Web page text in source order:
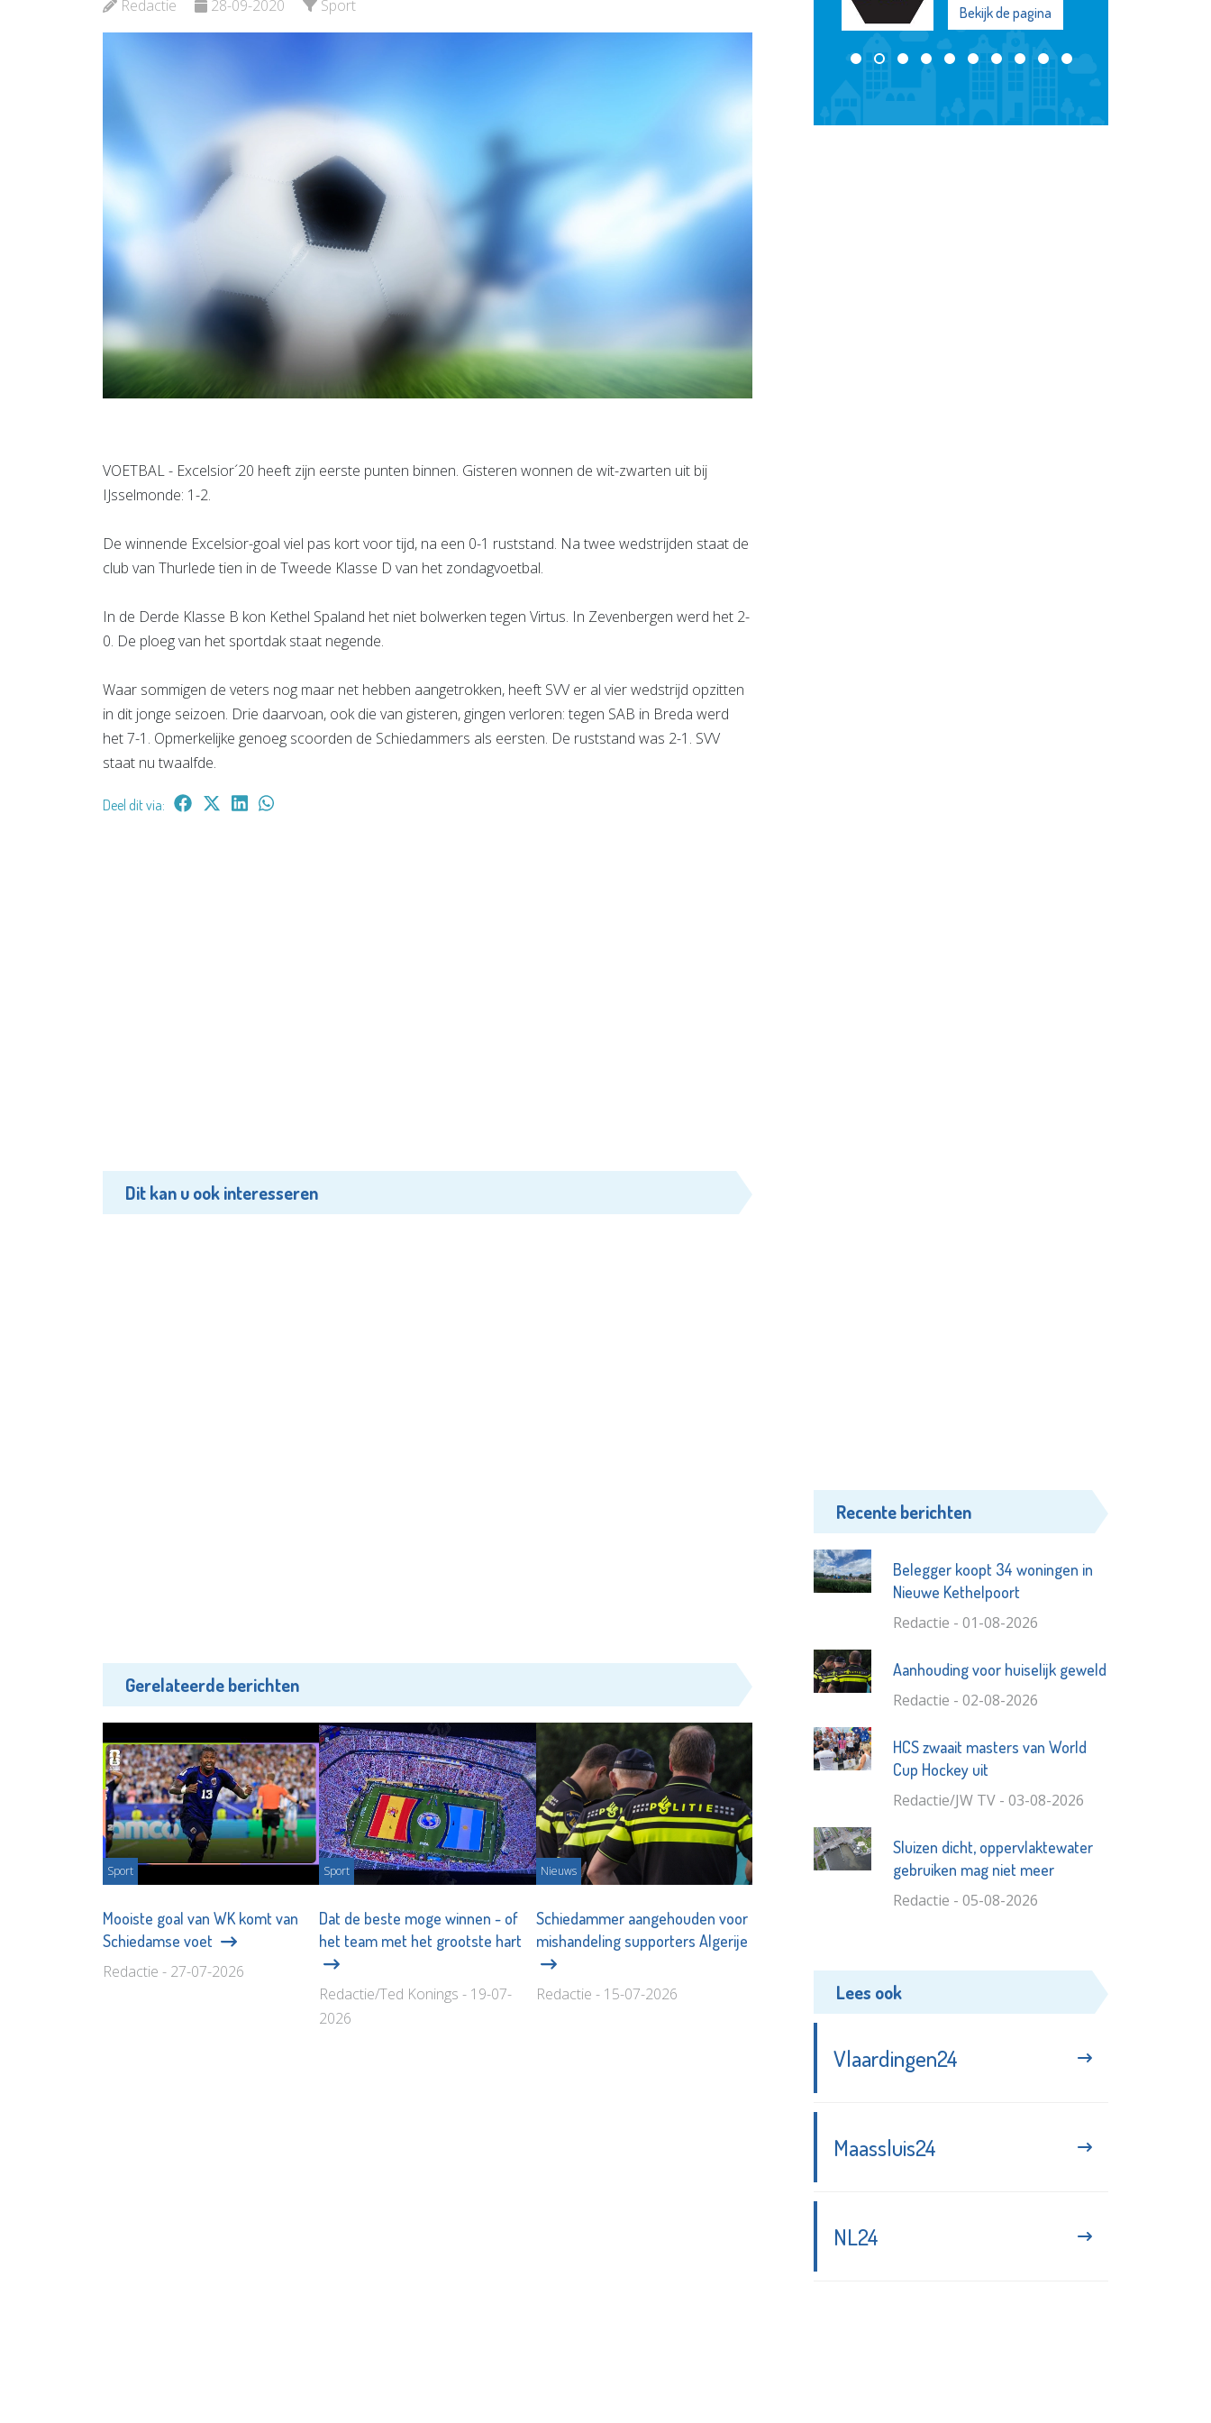
Redactie 28-09-2020 Sport
VOETBAL - Excelsior´20 heeft zijn eerste punten binnen. Gisteren wonnen de wit-zwarten uit bij
IJsselmonde: 1-2.
De winnende Excelsior-goal viel pas kort voor tijd, na een 0-1 ruststand. Na twee wedstrijden staat de
club van Thurlede tien in de Tweede Klasse D van het zondagvoetbal.
In de Derde Klasse B kon Kethel Spaland het niet bolwerken tegen Virtus. In Zevenbergen werd het 2-
0. De ploeg van het sportdak staat negende.
Waar sommigen de veters nog maar net hebben aangetrokken, heeft SVV er al vier wedstrijd opzitten
in dit jonge seizoen. Drie daarvoan, ook die van gisteren, gingen verloren: tegen SAB in Breda werd
het 7-1. Opmerkelijke genoeg scoorden de Schiedammers als eersten. De ruststand was 2-1. SVV
staat nu twaalfde.
Deel dit via:
Dit kan u ook interesseren
Gerelateerde berichten
Sport
Mooiste goal van WK komt van
Schiedamse voet
Redactie - 27-07-2026
Sport
Dat de beste moge winnen - of
het team met het grootste hart
Redactie/Ted Konings - 19-07-
2026
Nieuws
Schiedammer aangehouden voor
mishandeling supporters Algerije
Redactie - 15-07-2026
Bekijk de pagina
Bekijk de pagina
Bekijk de pagina
Recente berichten
Belegger koopt 34 woningen in
Nieuwe Kethelpoort
Redactie - 01-08-2026
Aanhouding voor huiselijk geweld
Redactie - 02-08-2026
HCS zwaait masters van World
Cup Hockey uit
Redactie/JW TV - 03-08-2026
Sluizen dicht, oppervlaktewater
gebruiken mag niet meer
Redactie - 05-08-2026
Lees ook
Vlaardingen24
Maassluis24
NL24